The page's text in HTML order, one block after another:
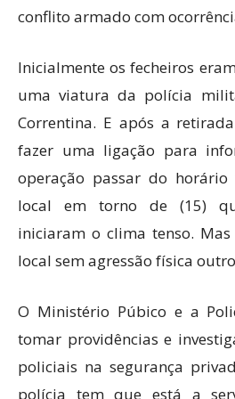
conflito armado com
Inicialmente os fecheiros
uma viatura da polícia
Correntina. E após a
fazer uma ligação para
operação passar do
local em torno de (15)
iniciaram o clima tenso.
local sem agressão física
O Ministério Púbico e a
tomar providências e
policiais na segurança
polícia tem que está a